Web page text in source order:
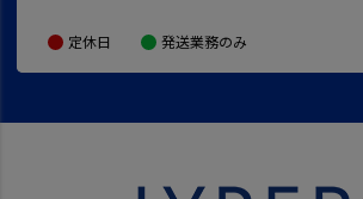
定休日 発送業務のみ